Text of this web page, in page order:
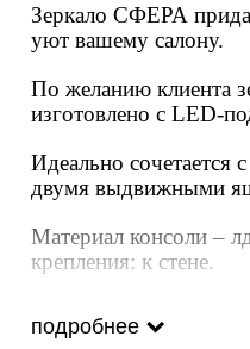
Зеркало СФЕРА
уют вашему салону.
По желанию клиента
изготовлено с LED-
Идеально сочетается
двумя выдвижными
Материал консоли –
крепления: к стене.
подробнее